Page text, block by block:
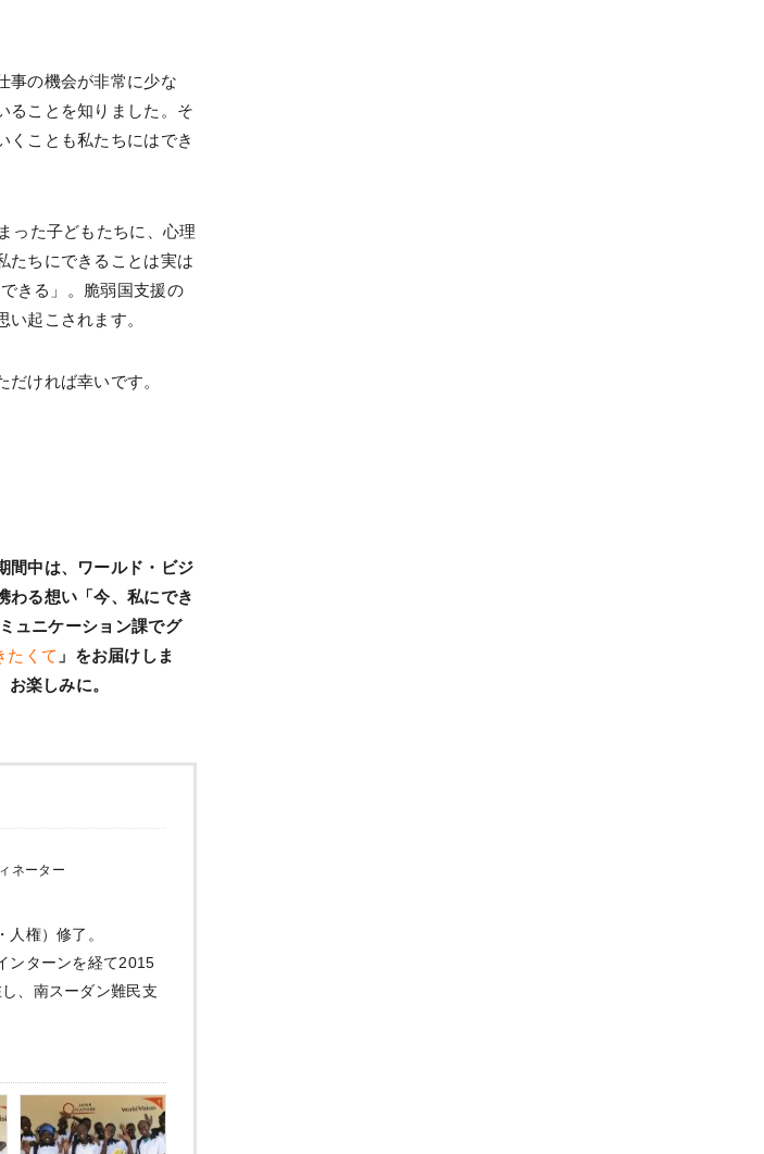
事の機会が非常に少な
ることを知りました。そ
くことも私たちにはでき
った子どもたちに、心理
たちにできることは実は
きる」。脆弱国支援の
起こされます。
ければ幸いです。
間中は、ワールド・ビジ
わる想い「今、私にでき
ュニケーション課でグ
たくて 」をお届けしま
楽しみに。
ネーター
権）修了。
ンターンを経て2015
、南スーダン難民支